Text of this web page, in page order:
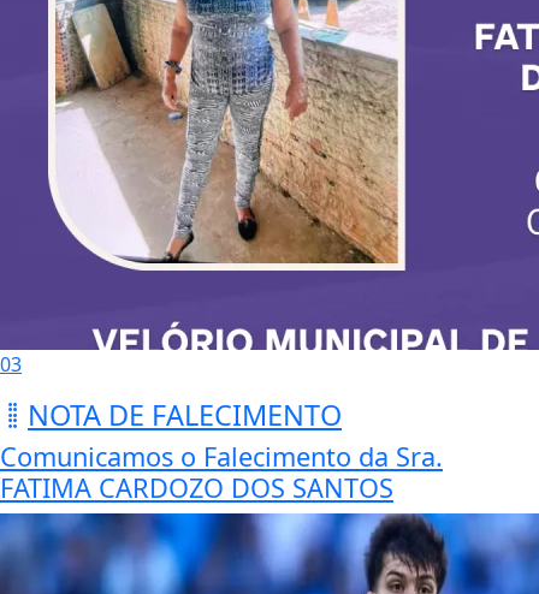
03
NOTA DE FALECIMENTO
Comunicamos o Falecimento da Sra.
FATIMA CARDOZO DOS SANTOS